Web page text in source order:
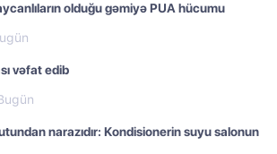
olduğu gəmiyə PUA hücumu
vəfat edib
narazıdır: Kondisionerin suyu salonun